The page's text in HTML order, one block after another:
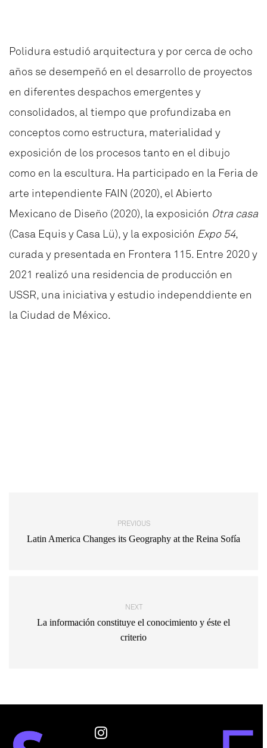
Polidura estudió arquitectura y por cerca de ocho
años se desempeñó en el desarrollo de proyectos
en diferentes despachos emergentes y
consolidados, al tiempo que profundizaba en
conceptos como estructura, materialidad y
exposición de los procesos tanto en el dibujo
como en la escultura. Ha participado en la Feria de
arte intependiente FAIN (2020), el Abierto
Mexicano de Diseño (2020), la exposición Otra casa
(Casa Equis y Casa Lü), y la exposición Expo 54,
curada y presentada en Frontera 115. Entre 2020 y
2021 realizó una residencia de producción en
USSR, una iniciativa y estudio independdiente en
la Ciudad de México.
PREVIOUS
Latin America Changes its Geography at the Reina Sofía
NEXT
La información constituye el conocimiento y éste el
criterio